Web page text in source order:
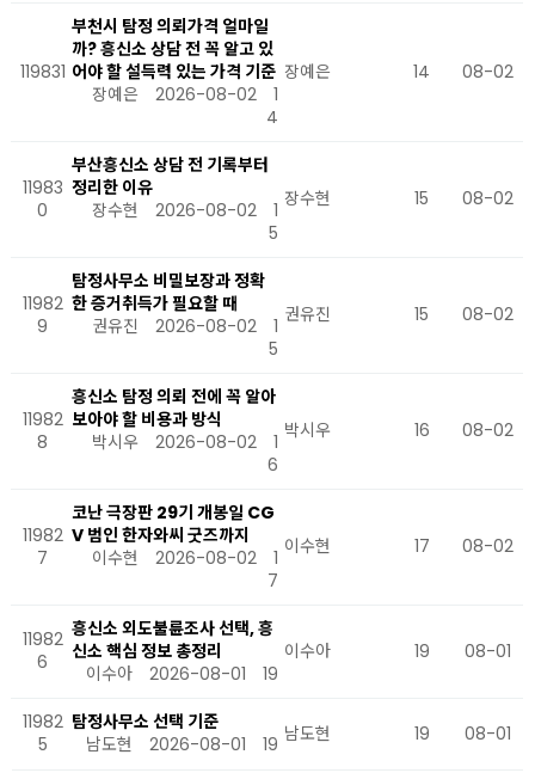
119831
부천시 탐정 의뢰가격 얼마일
까? 흥신소 상담 전 꼭 알고 있
어야 할 설득력 있는 가격 기준
장예은
2026-08-02
1
4
장예은 14 08-02
11983
0
부산흥신소 상담 전 기록부터
정리한 이유
장수현
2026-08-02
1
5
장수현 15 08-02
11982
9
탐정사무소 비밀보장과 정확
한 증거취득가 필요할 때
권유진
2026-08-02
1
5
권유진 15 08-02
11982
8
흥신소 탐정 의뢰 전에 꼭 알아
보아야 할 비용과 방식
박시우
2026-08-02
1
6
박시우 16 08-02
11982
7
코난 극장판 29기 개봉일 CG
V 범인 한자와씨 굿즈까지
이수현
2026-08-02
1
7
이수현 17 08-02
11982
6
흥신소 외도불륜조사 선택, 흥
신소 핵심 정보 총정리
이수아
2026-08-01 19
이수아 19 08-01
11982
5
탐정사무소 선택 기준
남도현
2026-08-01 19 남도현 19 08-01